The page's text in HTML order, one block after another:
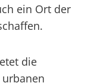
ein Ort der
die